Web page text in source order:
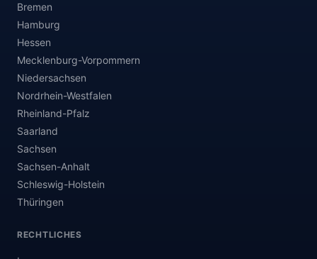
Bremen
Hamburg
Hessen
Mecklenburg-Vorpommern
Niedersachsen
Nordrhein-Westfalen
Rheinland-Pfalz
Saarland
Sachsen
Sachsen-Anhalt
Schleswig-Holstein
Thüringen
RECHTLICHES